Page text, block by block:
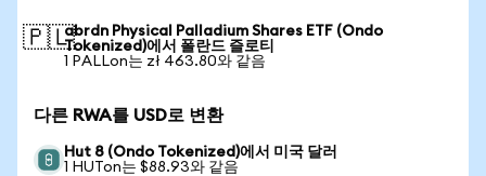
🇵🇱abrdn Physical Palladium Shares ETF (Ondo
Tokenized)에서 폴란드 즐로티
1 PALLon는 zł 463.80와 같음
다른 RWA를 USD로 변환
Hut 8 (Ondo Tokenized)에서 미국 달러
1 HUTon는 $88.93와 같음